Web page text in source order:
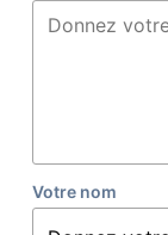
Votre nom